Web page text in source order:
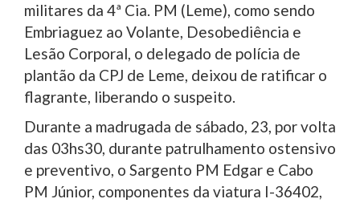
militares da 4ª Cia. PM (Leme), como sendo
Embriaguez ao Volante, Desobediência e
Lesão Corporal, o delegado de polícia de
plantão da CPJ de Leme, deixou de ratificar o
flagrante, liberando o suspeito.
Durante a madrugada de sábado, 23, por volta
das 03hs30, durante patrulhamento ostensivo
e preventivo, o Sargento PM Edgar e Cabo
PM Júnior, componentes da viatura I-36402,